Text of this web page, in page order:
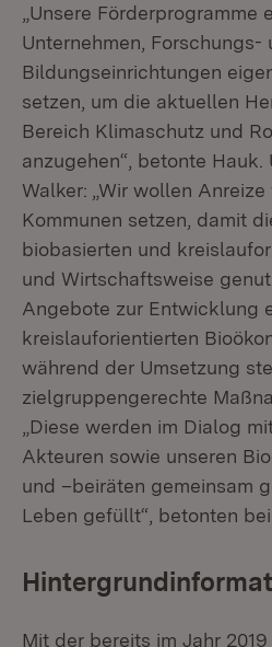
„Unsere Förderprogramme
Unternehmen, Forschungs-
Bildungseinrichtungen
setzen, um die aktuellen
Bereich Klimaschutz und
anzugehen“, betonte
Walker: „Wir wollen
Kommunen setzen, damit
biobasierten und
und Wirtschaftsweise
Angebote zur Entwicklung
kreislauforientierten
während der Umsetzung
zielgruppengerechte
„Diese werden im Dialog
Akteuren sowie unseren
und –beiräten gemeinsam
Leben gefüllt“, betonten
Mit der bereits im Jahr